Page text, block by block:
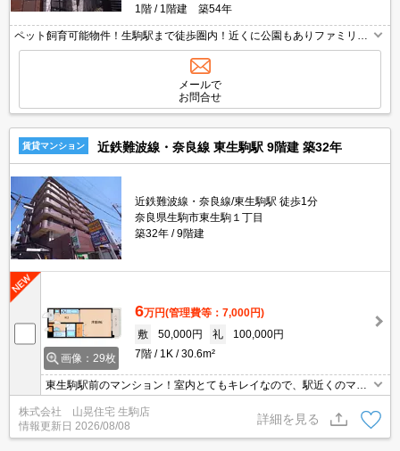
1階
1階建 築54年
ペット飼育可能物件！生駒駅まで徒歩圏内！近くに公園もありファミリー
様にもおすすめの一戸建のお部屋になっております！高台に立地し、空気
のよいすがすがしい場所になっております！室内リノベーション済み！
メールで
お問合せ
賃貸マンション 近鉄難波線・奈良線 東生駒駅 9階建 築32年
近鉄難波線・奈良線/東生駒駅 徒歩1分
奈良県生駒市東生駒１丁目
築32年
9階建
画像：29枚
6万円(管理費等：7,000円)
敷
50,000円 礼
100,000円
7階
1K 30.6m²
東生駒駅前のマンション！室内とてもキレイなので、駅近くのマン
ションをお探しの方にはうってつけです。オートロック、エレベー
タも付いており、共用部分も清掃が行き通っております。東生駒駅
付近は、スーパー、コンビニ、大型病院、生活も非常に便利です。
インターネット・wifi無料！！新生活はこちらから！
株式会社 山晃住宅 生駒店
情報更新日 2026/08/08
詳細を見る